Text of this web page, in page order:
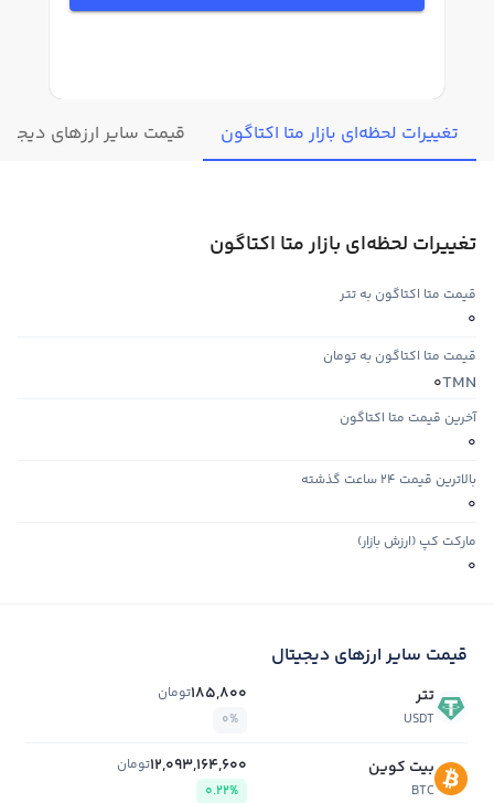
تغییرات لحظه‌ای بازار متا اکتاگون قیمت سایر ارزهای
تغییرات لحظه‌ای بازار متا اکتاگون
قیمت متا اکتاگون به تتر
0
قیمت متا اکتاگون به تومان
TMN
0
آخرین قیمت متا اکتاگون
0
بالاترین قیمت ۲۴ ساعت گذشته
0
مارکت کپ (ارزش بازار)
0
قیمت سایر ارزهای دیجیتال
تتر
USDT
185,800تومان
0%
بیت کوین
BTC
12,093,164,600تومان
0.22%